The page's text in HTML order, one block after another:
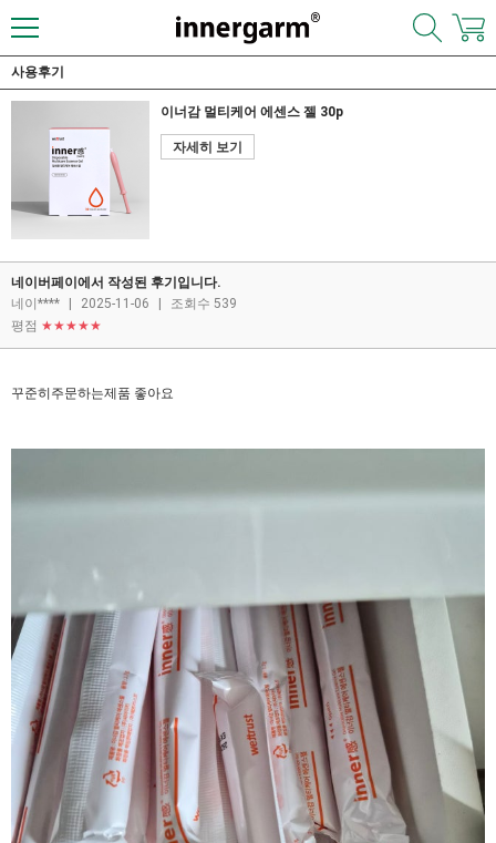
사용후기
이너감 멀티케어 에센스 젤 30p
자세히 보기
네이버페이에서 작성된 후기입니다.
네이****
2025-11-06
조회수 539
평점 ★★★★★
꾸준히주문하는제품 좋아요